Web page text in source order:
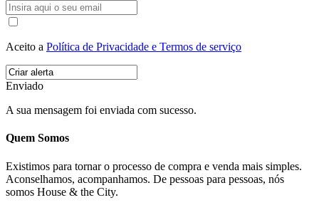
Aceito a Política de Privacidade e Termos de serviço
Enviado
A sua mensagem foi enviada com sucesso.
Quem Somos
Existimos para tornar o processo de compra e venda mais simples.
Aconselhamos, acompanhamos. De pessoas para pessoas, nós
somos House & the City.